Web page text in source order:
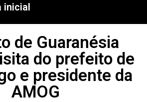
inicial
de Guaranésia
do prefeito de
e presidente da
AMOG